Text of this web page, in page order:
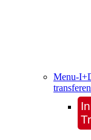
Menu-